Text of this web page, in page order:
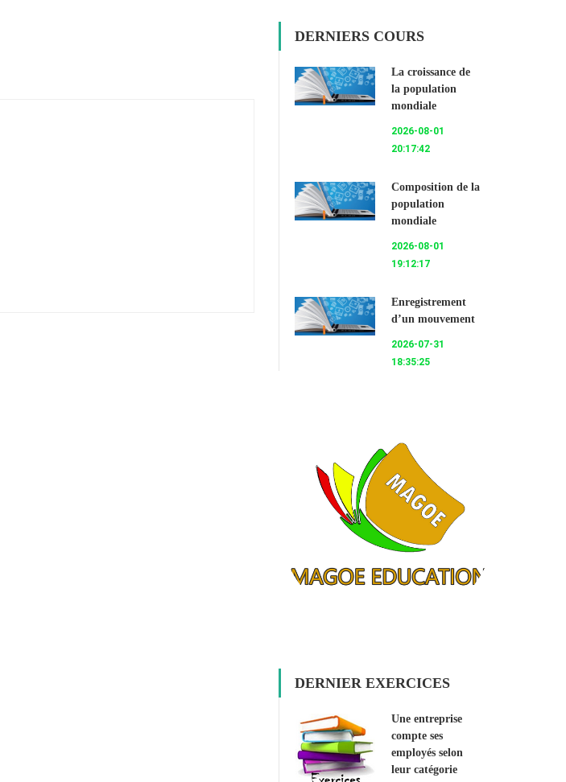
DERNIERS COURS
La croissance de
la population
mondiale
2026-08-01
20:17:42
Composition de la
population
mondiale
2026-08-01
19:12:17
Enregistrement
d’un mouvement
2026-07-31
18:35:25
DERNIER EXERCICES
Une entreprise
compte ses
employés selon
leur catégorie